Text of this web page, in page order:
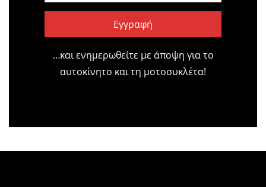
Εγγραφή
…και ενημερωθείτε με άποψη για το
αυτοκίνητο και τη μοτοσυκλέτα!